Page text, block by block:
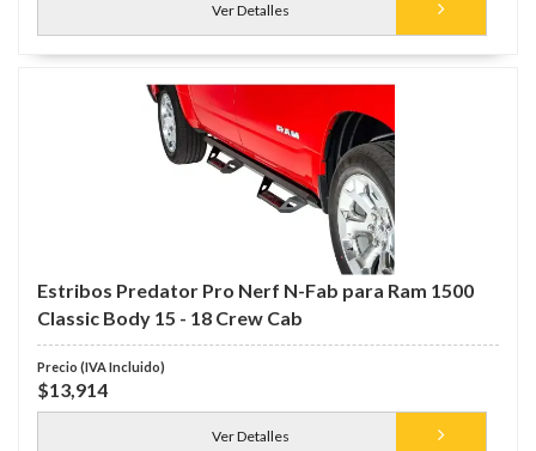
Ver Detalles
Estribos Predator Pro Nerf N-Fab para Ram 1500
Classic Body 15 - 18 Crew Cab
$13,914
Ver Detalles